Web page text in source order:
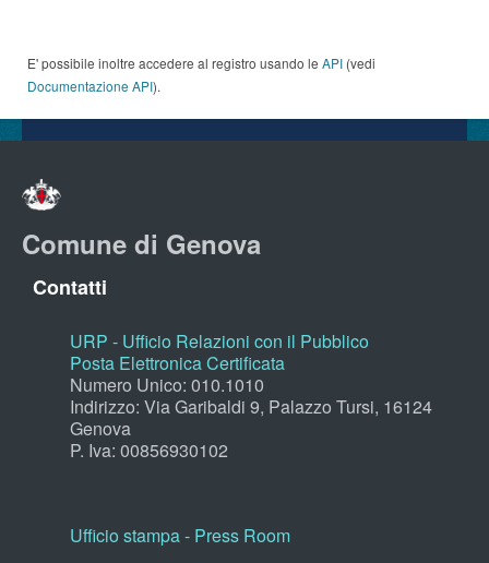
E' possibile inoltre accedere al registro usando le API (vedi
Documentazione API).
Comune di Genova
Contatti
URP - Ufficio Relazioni con il Pubblico
Posta Elettronica Certificata
Numero Unico: 010.1010
Indirizzo: Via Garibaldi 9, Palazzo Tursi, 16124
Genova
P. Iva: 00856930102
Ufficio stampa - Press Room